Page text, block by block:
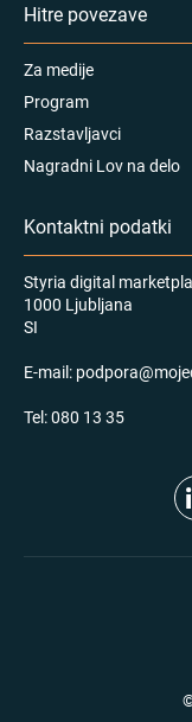
Hitre povezave
Za medije
Program
Razstavljavci
Nagradni Lov na delo
Kontaktni podatki
Styria digital
1000 Ljubljana
SI
E-mail:
Tel:080 13 35